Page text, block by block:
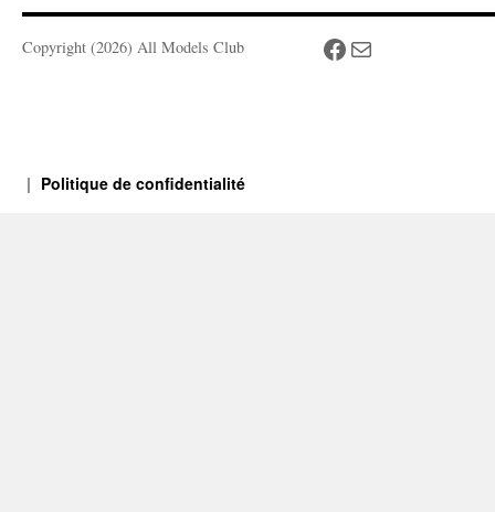
Copyright (2026) All Models Club Facebook
Mail
Politique de confidentialité